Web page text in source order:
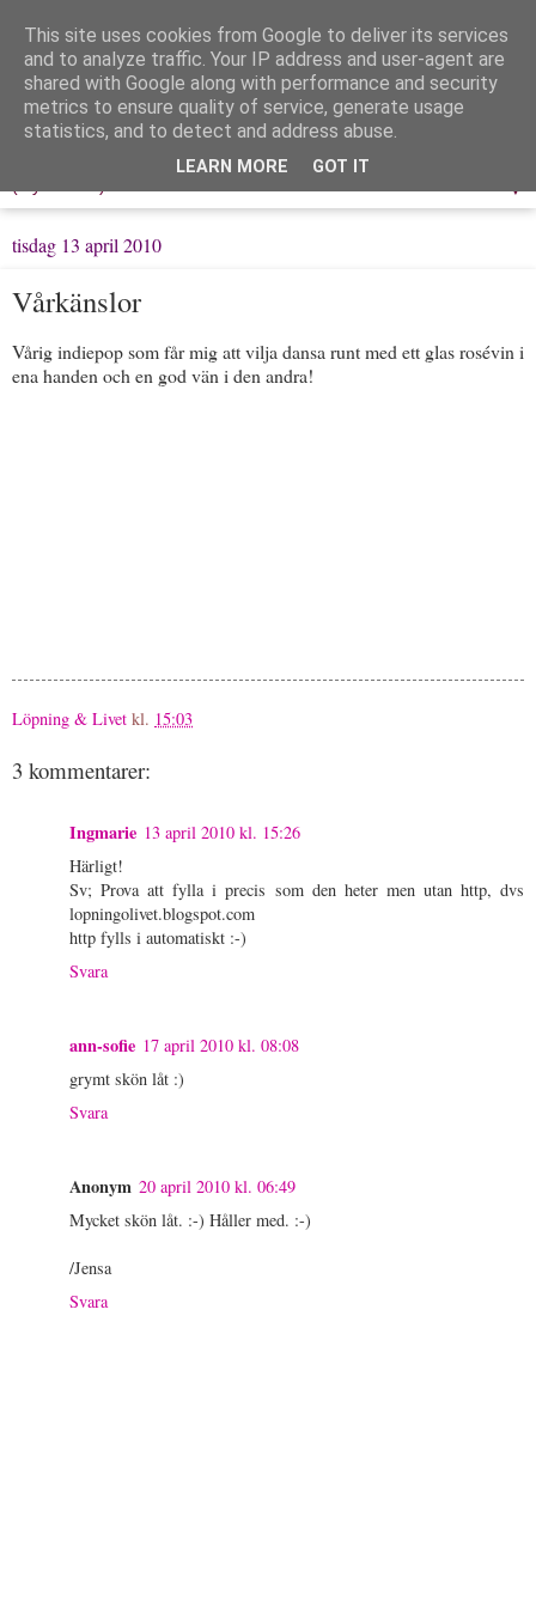
Löpning & Livet
Mitt liv, mina tankar & min träning
▼
tisdag 13 april 2010
Vårkänslor
Vårig indiepop som får mig att vilja dansa runt med ett glas rosévin i
ena handen och en god vän i den andra!
Löpning & Livet kl. 15:03
3 kommentarer:
Ingmarie 13 april 2010 kl. 15:26
Härligt!
Sv; Prova att fylla i precis som den heter men utan http, dvs
lopningolivet.blogspot.com
http fylls i automatiskt :-)
Svara
ann-sofie 17 april 2010 kl. 08:08
grymt skön låt :)
Svara
Anonym 20 april 2010 kl. 06:49
Mycket skön låt. :-) Håller med. :-)
/Jensa
Svara
This site uses cookies from Google to deliver its services
and to analyze traffic. Your IP address and user-agent are
shared with Google along with performance and security
metrics to ensure quality of service, generate usage
statistics, and to detect and address abuse.
LEARN MORE GOT IT